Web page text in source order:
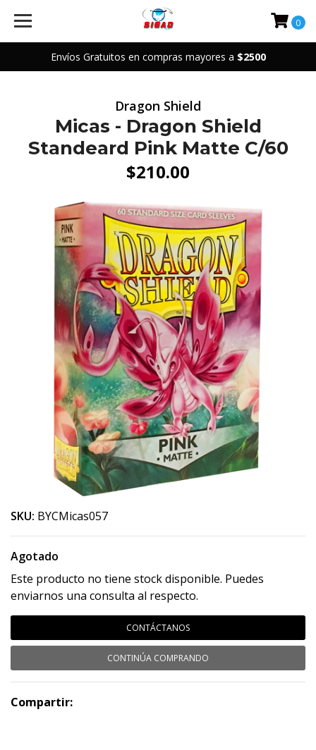
Envíos Gratuitos en compras mayores a $2500
0
Dragon Shield
Micas - Dragon Shield
Standeard Pink Matte C/60
$210.00
SKU: BYCMicas057
Agotado
Este producto no tiene stock disponible. Puedes
enviarnos una consulta al respecto.
CONTÁCTANOS
CONTINÚA COMPRANDO
Compartir: